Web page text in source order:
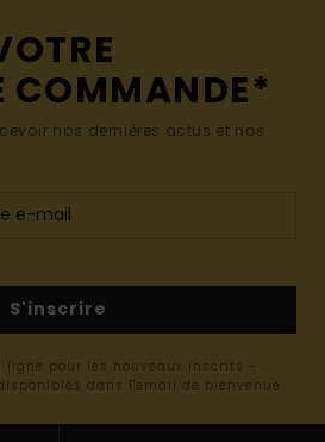
COMMANDE*
nos dernières actus et nos
S'inscrire
ligne pour les nouveaux inscrits -
dans l'email de bienvenue